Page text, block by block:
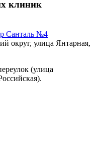
клиник
Санталь №4
округ, улица Янтарная,
(улица